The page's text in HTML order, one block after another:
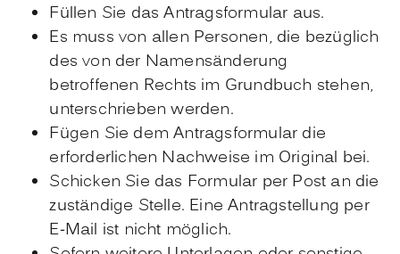
Füllen Sie das Antragsformular aus.
Es muss von allen Personen, die bezüglich
des von der Namensänderung
betroffenen Rechts im Grundbuch stehen,
unterschrieben werden.
Fügen Sie dem Antragsformular die
erforderlichen Nachweise im Original bei.
Schicken Sie das Formular per Post an die
zuständige Stelle. Eine Antragstellung per
E-Mail ist nicht möglich.